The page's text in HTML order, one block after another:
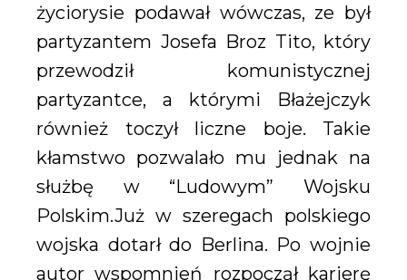
życiorysie podawał wówczas, ze był
partyzantem Josefa Broz Tito, który
przewodził komunistycznej
partyzantce, a którymi Błażejczyk
również toczył liczne boje. Takie
kłamstwo pozwalało mu jednak na
służbę w “Ludowym” Wojsku
Polskim.Już w szeregach polskiego
wojska dotarł do Berlina. Po wojnie
autor wspomnień rozpoczął karierę